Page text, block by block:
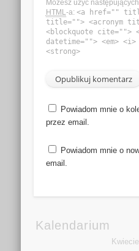
Możesz użyć
HTML -a: <a href=""
title=""> <acronym
<blockquote cite="">
datetime=""> <em>
<strong>
Powiadom mnie o
przez email.
Powiadom mnie o
email.
Kalendarium